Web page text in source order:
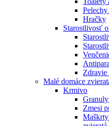
Hračky
Starostlivosť
Zdravie
Malé domáce
Krmivo
Granuly
Zmesi